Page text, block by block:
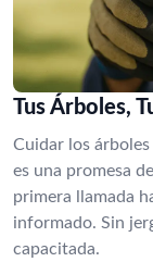
Tus Árboles,
Cuidar los
es una promesa
primera llamada
informado. Sin
capacitada.